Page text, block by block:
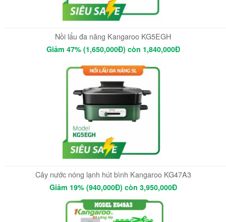
Nồi lẩu đa năng Kangaroo KG5EGH
Giảm 47% (1,650,000Đ) còn 1,840,000Đ
Cây nước nóng lạnh hút bình Kangaroo KG47A3
Giảm 19% (940,000Đ) còn 3,950,000Đ